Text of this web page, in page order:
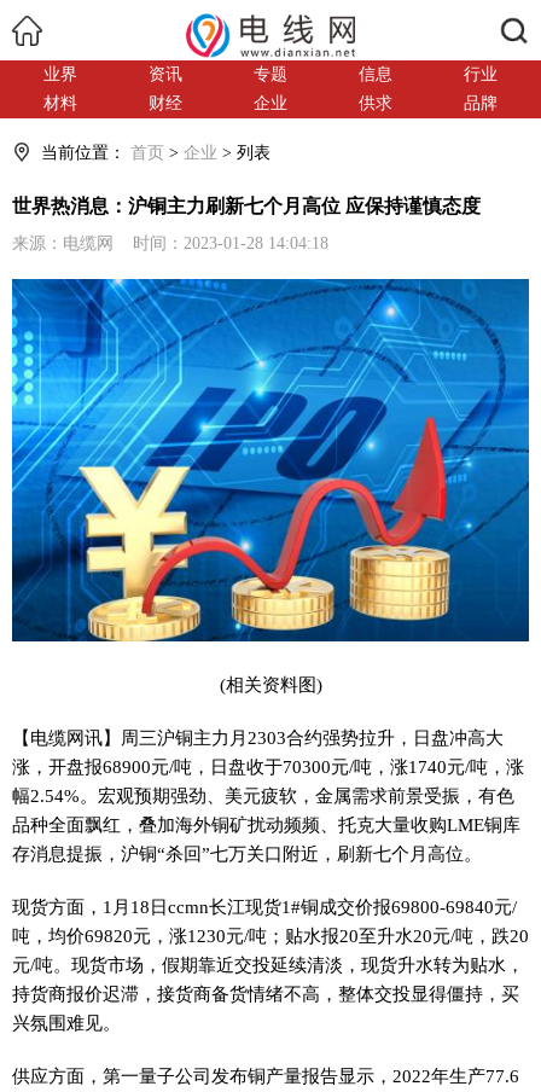
业界 资讯 专题 信息
行业
材料
财经 企业 供求 品牌
当前位置： 首页 > 企业 > 列表
世界热消息：沪铜主力刷新七个月高位 应保持谨慎态度
来源：电缆网 时间：2023-01-28 14:04:18
(相关资料图)
【电缆网讯】周三沪铜主力月2303合约强势拉升，日盘冲高大
涨，开盘报68900元/吨，日盘收于70300元/吨，涨1740元/吨，涨
幅2.54%。宏观预期强劲、美元疲软，金属需求前景受振，有色
品种全面飘红，叠加海外铜矿扰动频频、托克大量收购LME铜库
存消息提振，沪铜“杀回”七万关口附近，刷新七个月高位。
现货方面，1月18日ccmn长江现货1#铜成交价报69800-69840元/
吨，均价69820元，涨1230元/吨；贴水报20至升水20元/吨，跌20
元/吨。现货市场，假期靠近交投延续清淡，现货升水转为贴水，
持货商报价迟滞，接货商备货情绪不高，整体交投显得僵持，买
兴氛围难见。
供应方面，第一量子公司发布铜产量报告显示，2022年生产77.6